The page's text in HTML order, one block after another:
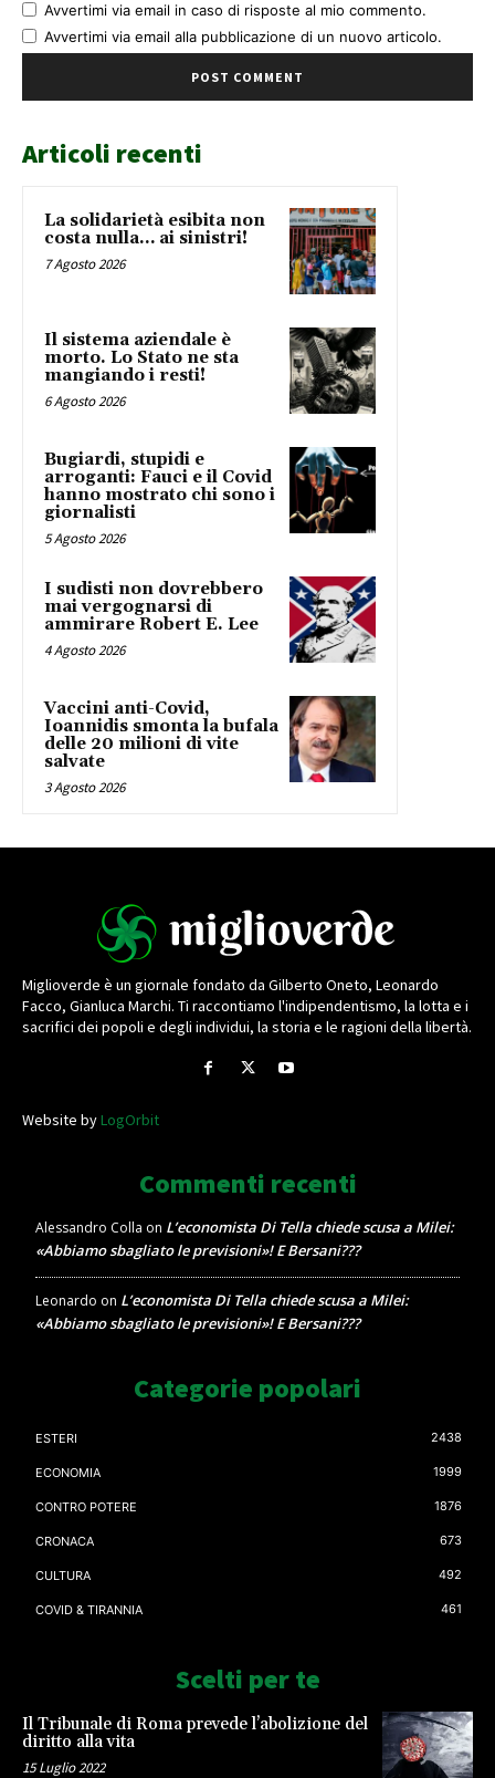
Avvertimi via email in caso di risposte al mio commento.
Avvertimi via email alla pubblicazione di un nuovo articolo.
Articoli recenti
La solidarietà esibita non
costa nulla… ai sinistri!
7 Agosto 2026
Il sistema aziendale è
morto. Lo Stato ne sta
mangiando i resti!
6 Agosto 2026
Bugiardi, stupidi e
arroganti: Fauci e il Covid
hanno mostrato chi sono i
giornalisti
5 Agosto 2026
I sudisti non dovrebbero
mai vergognarsi di
ammirare Robert E. Lee
4 Agosto 2026
Vaccini anti-Covid,
Ioannidis smonta la bufala
delle 20 milioni di vite
salvate
3 Agosto 2026
Miglioverde è un giornale fondato da Gilberto Oneto, Leonardo
Facco, Gianluca Marchi. Ti raccontiamo l'indipendentismo, la lotta e i
sacrifici dei popoli e degli individui, la storia e le ragioni della libertà.
Website byLogOrbit
Commenti recenti
Alessandro Colla on L’economista Di Tella chiede scusa a Milei:
«Abbiamo sbagliato le previsioni»! E Bersani???
Leonardo on L’economista Di Tella chiede scusa a Milei:
«Abbiamo sbagliato le previsioni»! E Bersani???
Categorie popolari
ESTERI 2438
ECONOMIA 1999
CONTRO POTERE 1876
CRONACA 673
CULTURA 492
COVID & TIRANNIA 461
Scelti per te
Il Tribunale di Roma prevede l’abolizione del
diritto alla vita
15 Luglio 2022